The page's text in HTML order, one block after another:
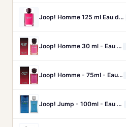
Joop! Homme 125 ml Eau de Toilette - Herenparfum
Joop! Homme 30 ml - Eau de Toilette - Herenparfum
Joop! Homme - 75ml - Eau de toilette
Joop! Jump - 100ml - Eau de toilette